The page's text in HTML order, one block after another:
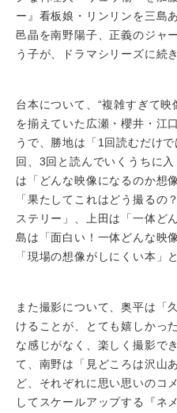
ー』看板娘・リンリンを三島
邑晶を南野陽子、正義のジャ
う子が、ドラマシリーズに続
台本について、“複雑すぎて
を揃えていた広瀬・櫻井・江
うで、勝地は「1回読むだけ
回、3回と読んでいくうちに
は「どんな映像になるのか想
「果たしてこれはどう撮るの
ステリー」、上田は「一体ど
島は「面白い！一体どんな映
「現場の想像がしにくい本」
また撮影について、奥平は「
けることが、とても嬉しかっ
な感じがなく、楽しく撮影で
て、南野は「見どころは沢山
ど、それぞれに思い思いのコ
してスケールアップする『ネ